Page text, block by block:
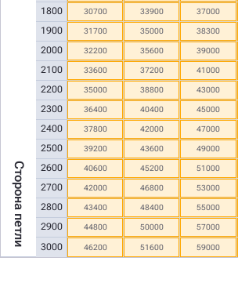
Сторона петли
1800
1900
2000
2100
2200
2300
2400
2500
2600
2700
2800
2900
3000
30700 33900 37000
31700 35000 38300
32200 35600 39000
33600 37200 41000
35000 38800 43000
36400 40400 45000
37800 42000 47000
39200 43600 49000
40600 45200 51000
42000 46800 53000
43400 48400 55000
44800 50000 57000
46200 51600 59000